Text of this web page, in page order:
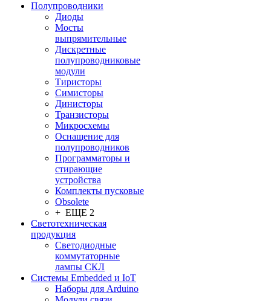
Полупроводники
Диоды
Мосты
выпрямительные
Дискретные
полупроводниковые
модули
Тиристоры
Симисторы
Динисторы
Транзисторы
Микросхемы
Оснащение для
полупроводников
Программаторы и
стирающие
устройства
Комплекты пусковые
Obsolete
+ ЕЩЕ 2
Светотехническая
продукция
Светодиодные
коммутаторные
лампы СКЛ
Системы Embedded и IoT
Наборы для Arduino